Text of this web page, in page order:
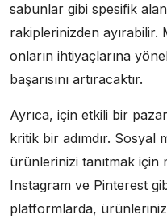
sabunlar gibi spesifik
rakiplerinizden ayırabilir.
onların ihtiyaçlarına
başarısını artıracaktır.
Ayrıca, için etkili bir
kritik bir adımdır. Sosyal
ürünlerinizi tanıtmak için
Instagram ve Pinterest
platformlarda,